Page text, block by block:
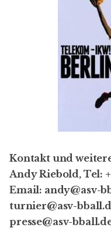
Kontakt und
Andy Riebold, Tel:
Email: andy@asv-
turnier@asv-
presse@asv-